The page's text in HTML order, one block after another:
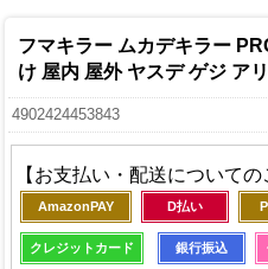
フマキラー ムカデキラー
け 屋内 屋外 ヤスデ ゲジ ア
4902424453843
【お支払い・配送についての
AmazonPAY D払い
クレジットカード 銀行振込